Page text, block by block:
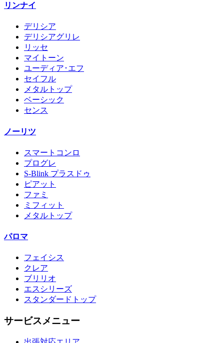
リンナイ
デリシア
デリシアグリレ
リッセ
マイトーン
ユーディア･エフ
セイフル
メタルトップ
ベーシック
センス
ノーリツ
スマートコンロ
プログレ
S-Blink プラスドゥ
ピアット
ファミ
ミフィット
メタルトップ
パロマ
フェイシス
クレア
ブリリオ
エスシリーズ
スタンダードトップ
サービスメニュー